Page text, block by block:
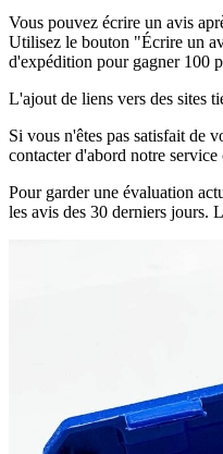
Vous pouvez écrire un avis
Utilisez le bouton "Écrire un
d'expédition pour gagner 100
L'ajout de liens vers des sites
Si vous n'êtes pas satisfait de
contacter d'abord notre service
Pour garder une évaluation
les avis des 30 derniers jours.